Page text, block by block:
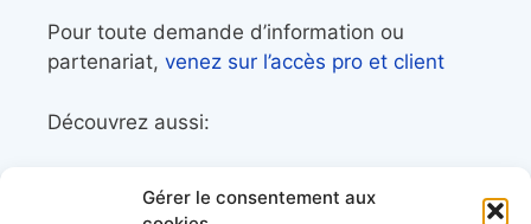
Gérer le consentement aux
Pour toute demande d’information ou
partenariat, venez sur l’accès pro et client
Découvrez aussi:
librairie maritime